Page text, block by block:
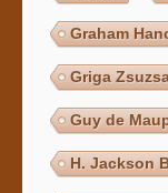
Graham
Griga
Guy de
H. Jackson